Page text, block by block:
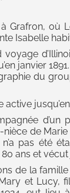
Grafron, où
Isabelle
janvier
du
d’un
de
pas été
ans et vécut
de la
et Lucy,